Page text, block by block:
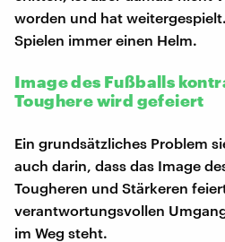
worden und hat
Spielen immer einen Helm.
Image des Fußballs
Toughere wird gefeiert
Ein grundsätzliches Problem
auch darin, dass das Image
Tougheren und Stärkeren
verantwortungsvollen
im Weg steht.